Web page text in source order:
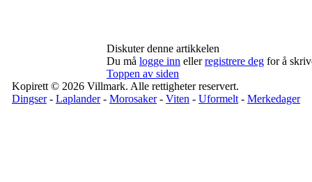
Diskuter denne artikkelen
Du må logge inn ellerregistrere deg for å
Toppen av siden
Kopirett © 2026 Villmark. Alle rettigheter reservert.
Dingser- Laplander- Morosaker- Viten - Uformelt - Merkedager